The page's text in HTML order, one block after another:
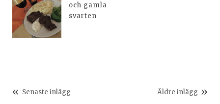
och gamla
svarten
Senaste inlägg Äldre inlägg